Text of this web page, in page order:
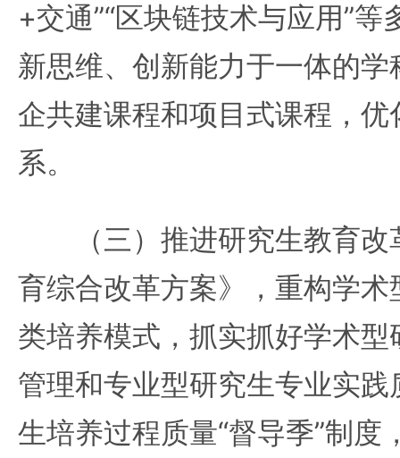
+交通”“区块链技术与应用”
新思维、创新能力于一体的
企共建课程和项目式课程，
系。
（三）推进研究生教育改
育综合改革方案》，重构学
类培养模式，抓实抓好学术
管理和专业型研究生专业实
生培养过程质量“督导季”制度